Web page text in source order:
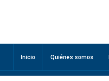
Inicio Quiénes somos